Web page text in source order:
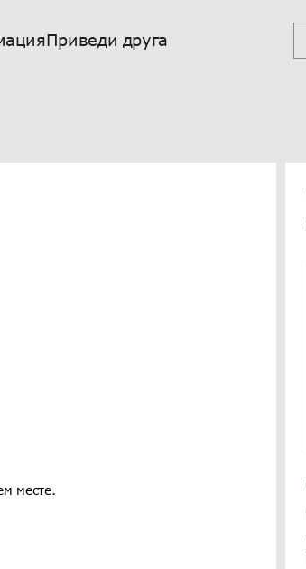
Приведи друга
месте.